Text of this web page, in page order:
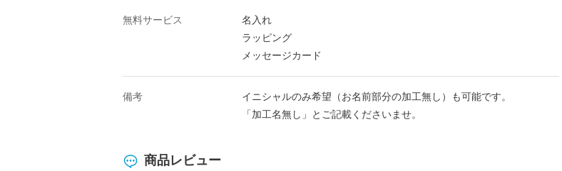
無料サービス
名入れ
ラッピング
メッセージカード
備考
イニシャルのみ希望（お名前部分の加工無し）も可能です。
「加工名無し」とご記載くださいませ。
商品レビュー